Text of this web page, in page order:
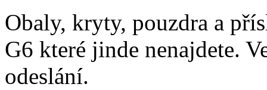
Obaly, kryty, pouzdra a
G6 které jinde nenajdete.
odeslání.